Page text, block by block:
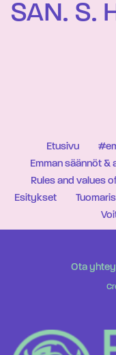
SAN. S.
Etusivu
Emman säännöt &
Rules and values
Esitykset
Ota